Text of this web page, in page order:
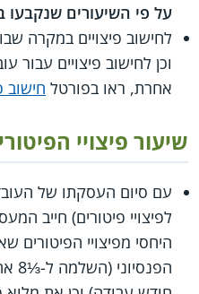
על פי השיעורים שנקבעו
לחישוב פיצויים במקרה
וכן לחישוב פיצויים
אחרת, ראו בפורטל חישוב
שיעור פיצויי
עם סיום העסקתו של
לפיצויי פיטורים) חייב
היחסי מפיצויי הפיטורים